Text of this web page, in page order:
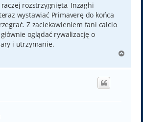
rozstrzygnięta, Inzaghi
wystawiać Primaverę do końca
Z zaciekawieniem fani calcio
oglądać rywalizację o
i utrzymanie.
g